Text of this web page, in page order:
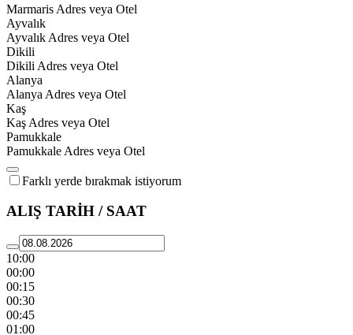
Marmaris Adres veya Otel
Ayvalık
Ayvalık Adres veya Otel
Dikili
Dikili Adres veya Otel
Alanya
Alanya Adres veya Otel
Kaş
Kaş Adres veya Otel
Pamukkale
Pamukkale Adres veya Otel
Farklı yerde bırakmak istiyorum
ALIŞ TARİH / SAAT
10:00
00:00
00:15
00:30
00:45
01:00